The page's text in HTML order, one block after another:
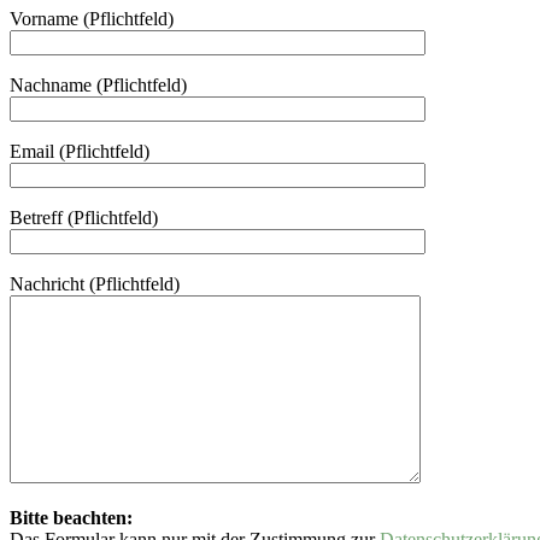
Vorname (Pflichtfeld)
Nachname (Pflichtfeld)
Email (Pflichtfeld)
Betreff (Pflichtfeld)
Nachricht (Pflichtfeld)
Bitte beachten: